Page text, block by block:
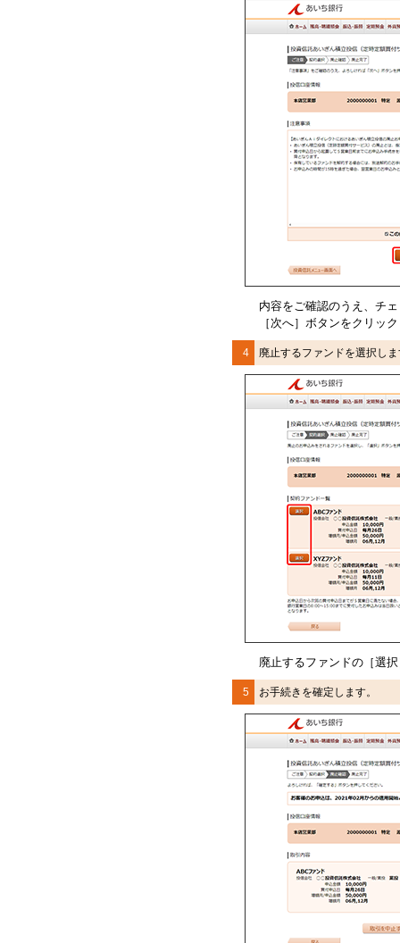
内容をご確認のうえ、チ
［次へ］ボタンをクリッ
4 廃止するファンドを選択し
廃止するファンドの［選
5 お手続きを確定します。